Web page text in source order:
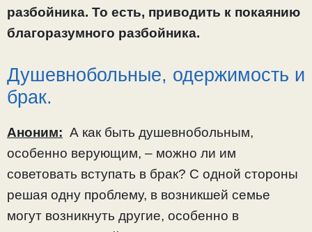
разбойника. То есть, приводить к покаянию
благоразумного разбойника.
Душевнобольные, одержимость и
брак.
Аноним: А как быть душевнобольным,
особенно верующим, – можно ли им
советовать вступать в брак? С одной стороны
решая одну проблему, в возникшей семье
могут возникнуть другие, особенно в